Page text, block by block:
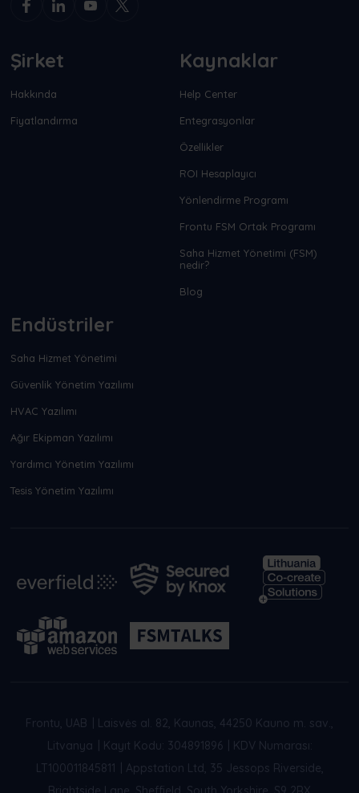
Şirket
Hakkında
Fiyatlandırma
Kaynaklar
Help Center
Entegrasyonlar
Özellikler
ROI Hesaplayıcı
Yönlendirme Programı
Frontu FSM Ortak Programı
Saha Hizmet Yönetimi (FSM)
nedir?
Blog
Endüstriler
Saha Hizmet Yönetimi
Güvenlik Yönetim Yazılımı
HVAC Yazılımı
Ağır Ekipman Yazılımı
Yardımcı Yönetim Yazılımı
Tesis Yönetim Yazılımı
Frontu, UAB
Laisvės al. 82, Kaunas, 44250 Kauno m. sav.,
Litvanya
Kayıt Kodu: 304891896
KDV Numarası:
LT100011845811
Appstation Ltd, 35 Jessops Riverside,